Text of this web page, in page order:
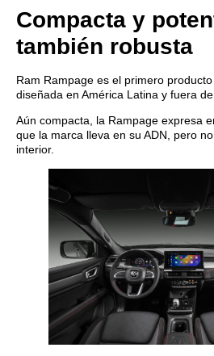
Compacta y
también robusta
Ram Rampage es el primero producto
diseñada en América Latina y fuera
Aún compacta, la Rampage expresa
que la marca lleva en su ADN, pero
interior.